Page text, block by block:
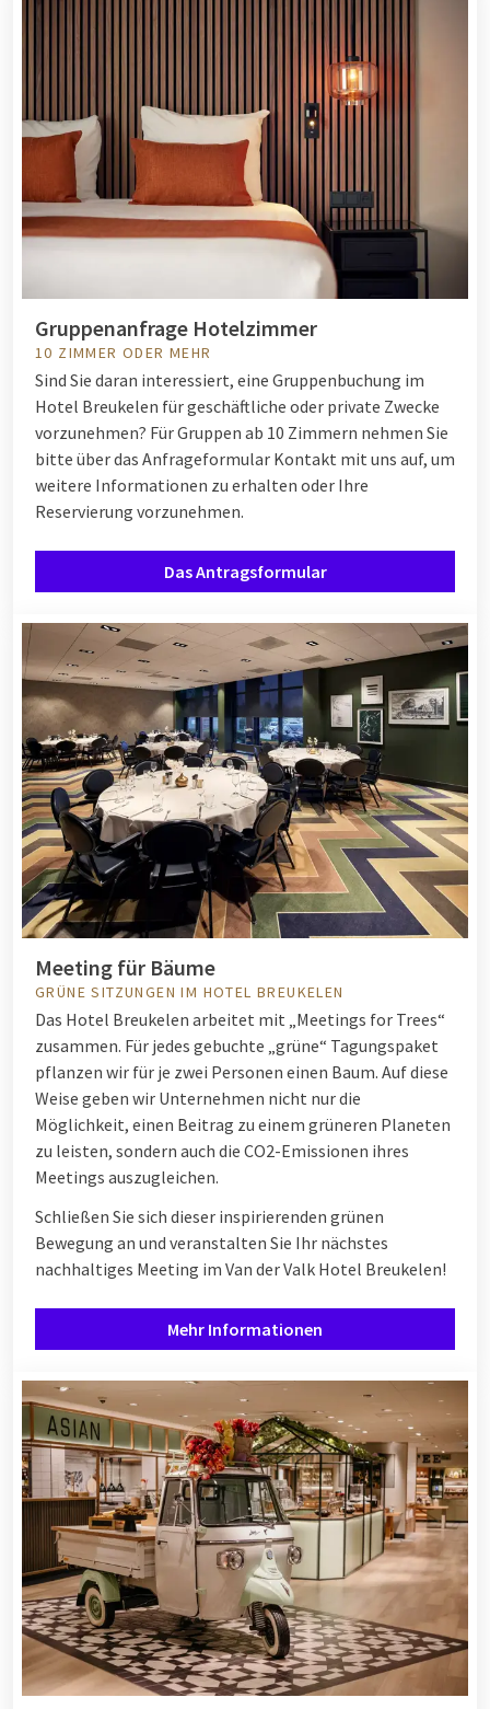
Gruppenanfrage Hotelzimmer
10 ZIMMER ODER MEHR
Sind Sie daran interessiert, eine Gruppenbuchung im
Hotel Breukelen für geschäftliche oder private Zwecke
vorzunehmen? Für Gruppen ab 10 Zimmern nehmen Sie
bitte über das Anfrageformular Kontakt mit uns auf, um
weitere Informationen zu erhalten oder Ihre
Reservierung vorzunehmen.
Das Antragsformular
Meeting für Bäume
GRÜNE SITZUNGEN IM HOTEL BREUKELEN
Das Hotel Breukelen arbeitet mit „Meetings for Trees“
zusammen. Für jedes gebuchte „grüne“ Tagungspaket
pflanzen wir für je zwei Personen einen Baum. Auf diese
Weise geben wir Unternehmen nicht nur die
Möglichkeit, einen Beitrag zu einem grüneren Planeten
zu leisten, sondern auch die CO2-Emissionen ihres
Meetings auszugleichen.
Schließen Sie sich dieser inspirierenden grünen
Bewegung an und veranstalten Sie Ihr nächstes
nachhaltiges Meeting im Van der Valk Hotel Breukelen!
Mehr Informationen